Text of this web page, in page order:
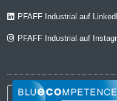
PFAFF Industrial auf
PFAFF Industrial auf